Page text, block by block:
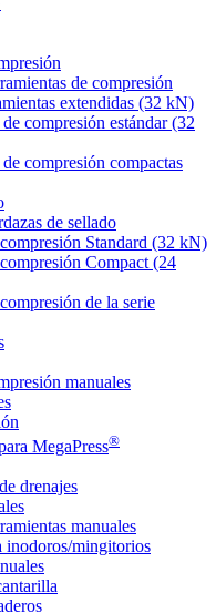
de compresión
extendidas (32 kN)
compresión estándar (32
compresión compactas
de sellado
Standard (32 kN)
Compact (24
de la serie
manuales
MegaPress®
drenajes
manuales
inodoros/mingitorios